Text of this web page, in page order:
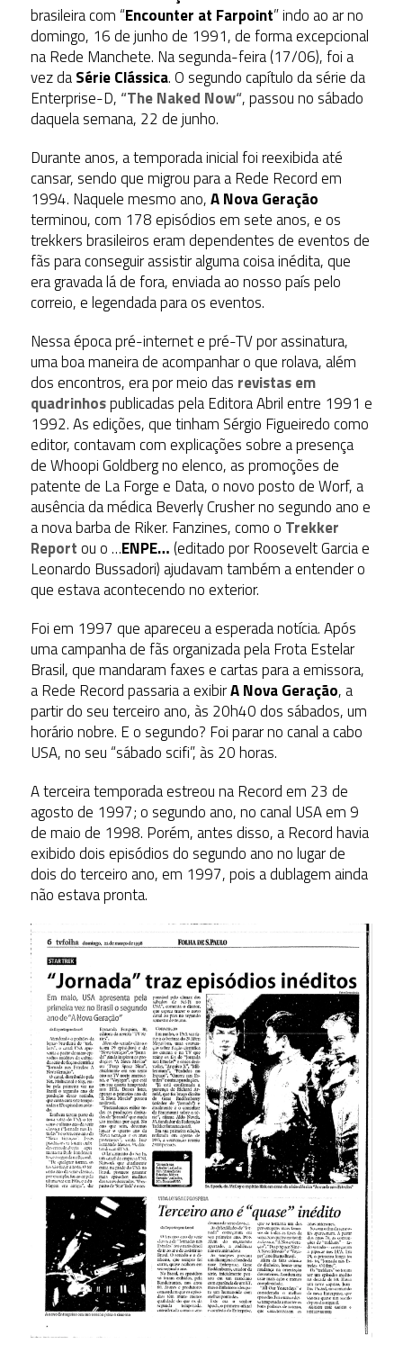
brasileira com “Encounter at Farpoint” indo ao ar no
domingo, 16 de junho de 1991, de forma excepcional
na Rede Manchete. Na segunda-feira (17/06), foi a
vez daSérie Clássica. O segundo capítulo da série da
Enterprise-D, “The Naked Now“, passou no sábado
daquela semana, 22 de junho.
Durante anos, a temporada inicial foi reexibida até
cansar, sendo que migrou para a Rede Record em
1994. Naquele mesmo ano,A Nova Geração
terminou, com 178 episódios em sete anos, e os
trekkers brasileiros eram dependentes de eventos de
fãs para conseguir assistir alguma coisa inédita, que
era gravada lá de fora, enviada ao nosso país pelo
correio, e legendada para os eventos.
Nessa época pré-internet e pré-TV por assinatura,
uma boa maneira de acompanhar o que rolava, além
dos encontros, era por meio das revistas em
quadrinhospublicadas pela Editora Abril entre 1991 e
1992. As edições, que tinham Sérgio Figueiredo como
editor, contavam com explicações sobre a presença
de Whoopi Goldberg no elenco, as promoções de
patente de La Forge e Data, o novo posto de Worf, a
ausência da médica Beverly Crusher no segundo ano e
a nova barba de Riker. Fanzines, como o Trekker
Reportou o …ENPE… (editado por Roosevelt Garcia e
Leonardo Bussadori) ajudavam também a entender o
que estava acontecendo no exterior.
Foi em 1997 que apareceu a esperada notícia. Após
uma campanha de fãs organizada pela Frota Estelar
Brasil, que mandaram faxes e cartas para a emissora,
a Rede Record passaria a exibirA Nova Geração, a
partir do seu terceiro ano, às 20h40 dos sábados, um
horário nobre. E o segundo? Foi parar no canal a cabo
USA, no seu “sábado scifi”, às 20 horas.
A terceira temporada estreou na Record em 23 de
agosto de 1997; o segundo ano, no canal USA em 9
de maio de 1998. Porém, antes disso, a Record havia
exibido dois episódios do segundo ano no lugar de
dois do terceiro ano, em 1997, pois a dublagem ainda
não estava pronta.